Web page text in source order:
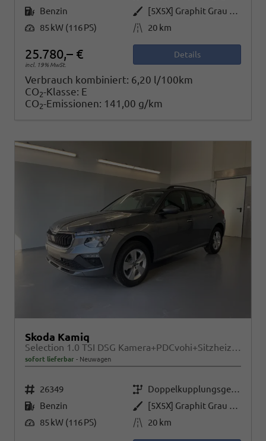
Kraftstoff Benzin Außenfarbe
[5X5X] Graphit Grau Metallic
Leistung 85 kW (116 PS) Kilometerstand 20 km
25.780,– €
incl. 19% MwSt.
Details
Verbrauch kombiniert: 6,20 l/100km
CO2-Klasse: E
CO2-Emissionen: 141,00 g/km
Skoda Kamiq
Selection 1.0 TSI DSG Kamera+PDCvohi+Sitzheizung+AppConnect+Sunset+Alu16
sofort lieferbar Neuwagen
Fahrzeugnr. 26349 Getriebe
Doppelkupplungsgetriebe (DSG)
Kraftstoff Benzin Außenfarbe
[5X5X] Graphit Grau Metallic
Leistung 85 kW (116 PS) Kilometerstand 20 km